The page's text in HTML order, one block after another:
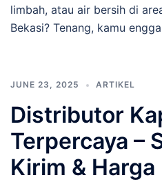
limbah, atau air bersih di
Bekasi? Tenang, kamu
JUNE 23, 2025 ARTIKEL
Distributor
Terpercaya –
Kirim &